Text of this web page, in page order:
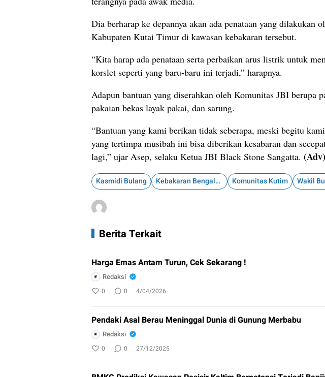
Dia berharap ke depannya akan ada penataan yang dilakukan
Kabupaten Kutai Timur di kawasan kebakaran tersebut.
“Kita harap ada penataan serta perbaikan arus listrik untuk
korslet seperti yang baru-baru ini terjadi,” harapnya.
Adapun bantuan yang diserahkan oleh Komunitas JBI berupa
pakaian bekas layak pakai, dan sarung.
“Bantuan yang kami berikan tidak seberapa, meski begitu
yang tertimpa musibah ini bisa diberikan kesabaran dan
lagi,” ujar Asep, selaku Ketua JBI Black Stone Sangatta. (Adv)
Kasmidi Bulang Kebakaran Bengalon Komunitas Kutim Wakil
Berita Terkait
Harga Emas Antam Turun, Cek Sekarang !
Redaksi
0 0 4/04/2026
Pendaki Asal Berau Meninggal Dunia di Gunung Merbabu
Redaksi
0 0 27/12/2025